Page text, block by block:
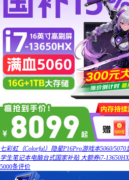
七彩虹（Colorful）隐星P16Pro游戏本5060/
学生笔记本电脑台式国家补贴 大额券i7-
5000条评价